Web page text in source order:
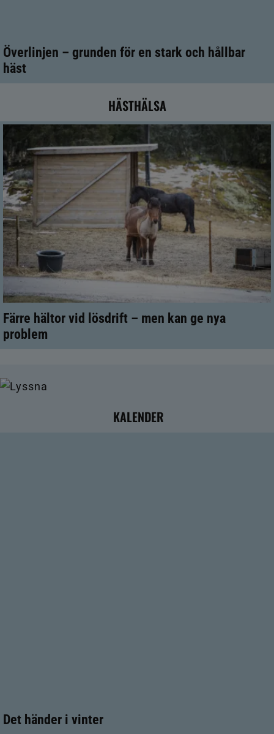
Överlinjen – grunden för en stark och hållbar
häst
HÄSTHÄLSA
Färre hältor vid lösdrift – men kan ge nya
problem
KALENDER
Det händer i vinter